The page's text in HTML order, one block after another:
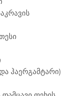
ჰაერგამტარი)